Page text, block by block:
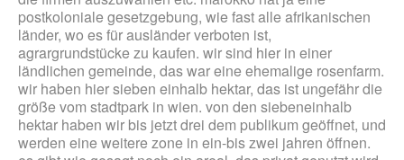
postkoloniale gesetzgebung, wie fast alle afrikanischen
länder, wo es für ausländer verboten ist,
agrargrundstücke zu kaufen. wir sind hier in einer
ländlichen gemeinde, das war eine ehemalige rosenfarm.
wir haben hier sieben einhalb hektar, das ist ungefähr die
größe vom stadtpark in wien. von den siebeneinhalb
hektar haben wir bis jetzt drei dem publikum geöffnet, und
werden eine weitere zone in ein-bis zwei jahren öffnen.